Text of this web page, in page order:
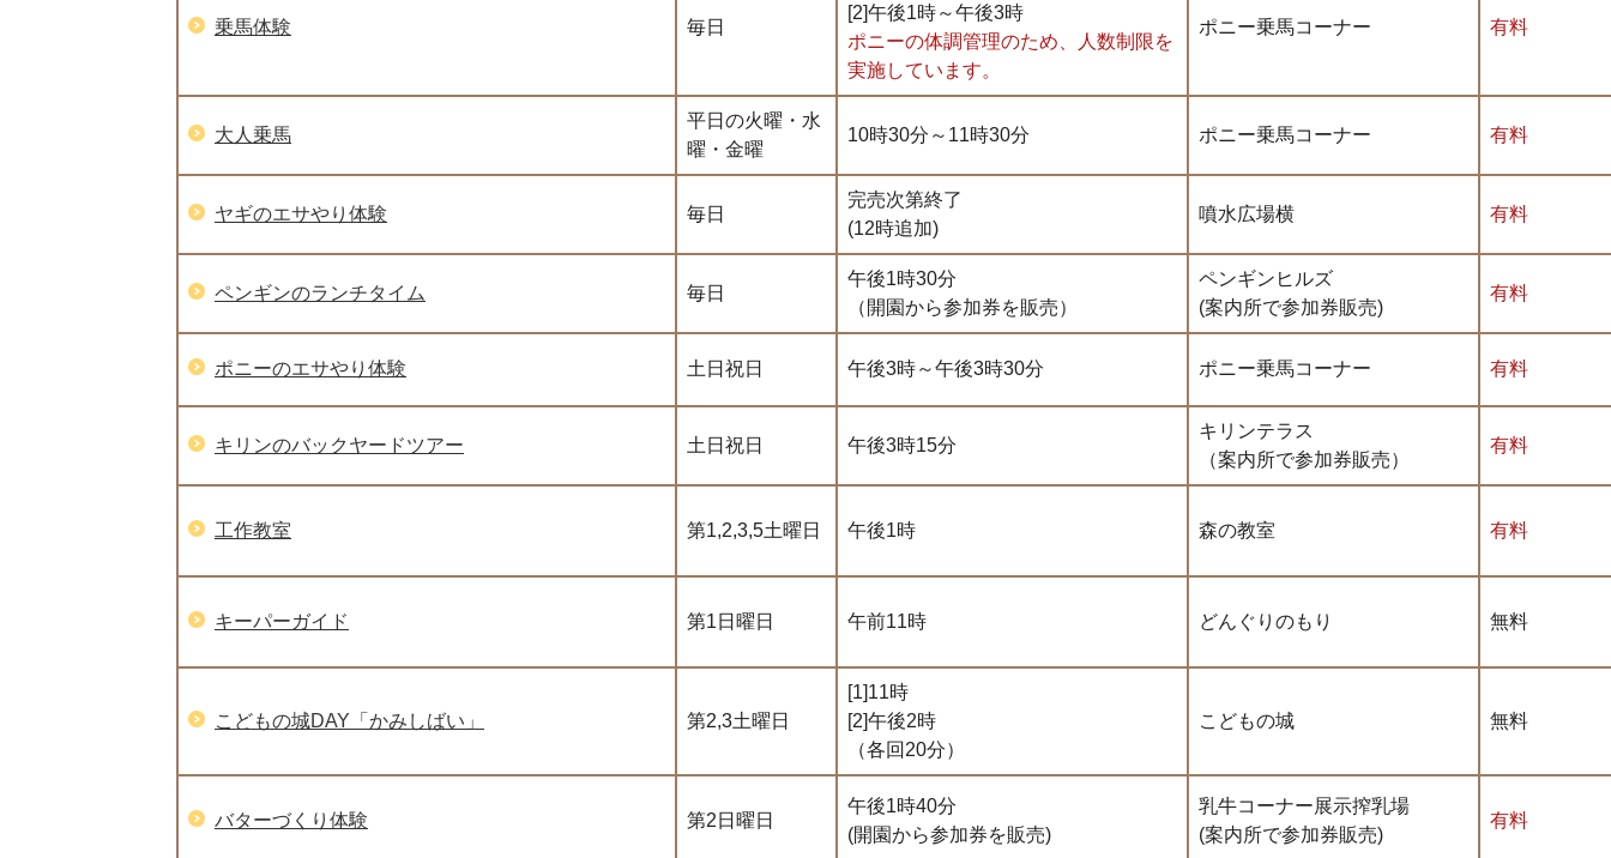
乗馬体験 毎日
[2]午後1時～午後3時
ポニーの体調管理のため、人数制限を
実施しています。
ポニー乗馬コーナー 有料
大人乗馬
平日の火曜・水
曜・金曜
10時30分～11時30分 ポニー乗馬コーナー 有料
ヤギのエサやり体験 毎日
完売次第終了
(12時追加)
噴水広場横 有料
ペンギンのランチタイム 毎日
午後1時30分
（開園から参加券を販売）
ペンギンヒルズ
(案内所で参加券販売)
有料
ポニーのエサやり体験 土日祝日 午後3時～午後3時30分 ポニー乗馬コーナー 有料
キリンのバックヤードツアー 土日祝日 午後3時15分
キリンテラス
（案内所で参加券販売）
有料
工作教室 第1,2,3,5土曜日 午後1時 森の教室 有料
キーパーガイド 第1日曜日 午前11時 どんぐりのもり 無料
こどもの城DAY「かみしばい」 第2,3土曜日
[1]11時
[2]午後2時
（各回20分）
こどもの城 無料
バターづくり体験 第2日曜日
午後1時40分
(開園から参加券を販売)
乳牛コーナー展示搾乳場
(案内所で参加券販売)
有料